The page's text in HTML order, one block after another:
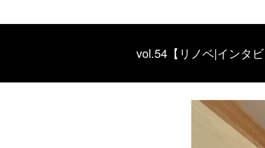
vol.54【リノベ|インタ